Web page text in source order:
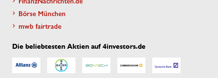
Börse München
mwb fairtrade
Die beliebtesten Aktien auf 4investors.de